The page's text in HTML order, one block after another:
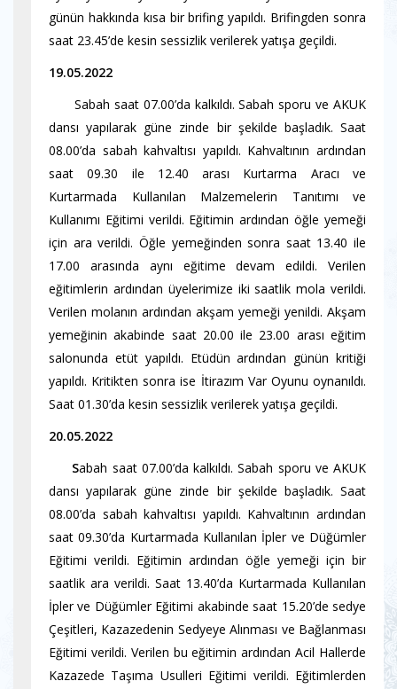
günün hakkında kısa bir brifing yapıldı. Brifingden sonra
saat 23.45’de kesin sessizlik verilerek yatışa geçildi.
19.05.2022
Sabah saat 07.00’da kalkıldı. Sabah sporu ve AKUK
dansı yapılarak güne zinde bir şekilde başladık. Saat
08.00’da sabah kahvaltısı yapıldı. Kahvaltının ardından
saat 09.30 ile 12.40 arası Kurtarma Aracı ve
Kurtarmada Kullanılan Malzemelerin Tanıtımı ve
Kullanımı Eğitimi verildi. Eğitimin ardından öğle yemeği
için ara verildi. Öğle yemeğinden sonra saat 13.40 ile
17.00 arasında aynı eğitime devam edildi. Verilen
eğitimlerin ardından üyelerimize iki saatlik mola verildi.
Verilen molanın ardından akşam yemeği yenildi. Akşam
yemeğinin akabinde saat 20.00 ile 23.00 arası eğitim
salonunda etüt yapıldı. Etüdün ardından günün kritiği
yapıldı. Kritikten sonra ise İtirazım Var Oyunu oynanıldı.
Saat 01.30’da kesin sessizlik verilerek yatışa geçildi.
20.05.2022
Sabah saat 07.00’da kalkıldı. Sabah sporu ve AKUK
dansı yapılarak güne zinde bir şekilde başladık. Saat
08.00’da sabah kahvaltısı yapıldı. Kahvaltının ardından
saat 09.30’da Kurtarmada Kullanılan İpler ve Düğümler
Eğitimi verildi. Eğitimin ardından öğle yemeği için bir
saatlik ara verildi. Saat 13.40’da Kurtarmada Kullanılan
İpler ve Düğümler Eğitimi akabinde saat 15.20’de sedye
Çeşitleri, Kazazedenin Sedyeye Alınması ve Bağlanması
Eğitimi verildi. Verilen bu eğitimin ardından Acil Hallerde
Kazazede Taşıma Usulleri Eğitimi verildi. Eğitimlerden